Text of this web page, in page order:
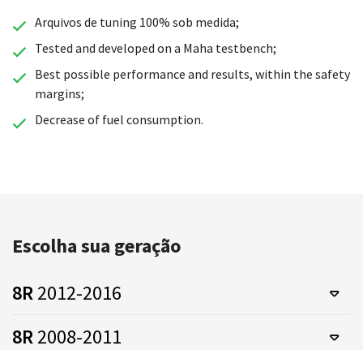
Arquivos de tuning 100% sob medida;
Tested and developed on a Maha testbench;
Best possible performance and results, within the safety
margins;
Decrease of fuel consumption.
Escolha sua geração
8R2012-2016
8R2008-2011